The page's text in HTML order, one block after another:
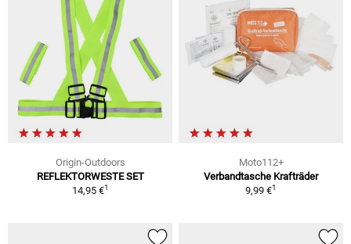
Origin-Outdoors
REFLEKTORWESTE SET
14,95 €1
Moto112+
Verbandtasche Krafträder
9,99 €1